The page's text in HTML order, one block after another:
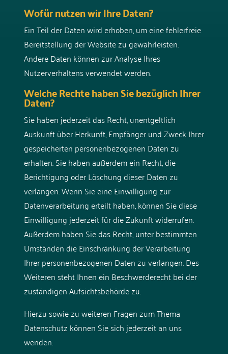
Wofür nutzen wir Ihre Daten?
Ein Teil der Daten wird erhoben, um eine fehlerfreie
Bereitstellung der Website zu gewährleisten.
Andere Daten können zur Analyse Ihres
Nutzerverhaltens verwendet werden.
Welche Rechte haben Sie bezüglich Ihrer
Daten?
Sie haben jederzeit das Recht, unentgeltlich
Auskunft über Herkunft, Empfänger und Zweck Ihrer
gespeicherten personenbezogenen Daten zu
erhalten. Sie haben außerdem ein Recht, die
Berichtigung oder Löschung dieser Daten zu
verlangen. Wenn Sie eine Einwilligung zur
Datenverarbeitung erteilt haben, können Sie diese
Einwilligung jederzeit für die Zukunft widerrufen.
Außerdem haben Sie das Recht, unter bestimmten
Umständen die Einschränkung der Verarbeitung
Ihrer personenbezogenen Daten zu verlangen. Des
Weiteren steht Ihnen ein Beschwerderecht bei der
zuständigen Aufsichtsbehörde zu.
Hierzu sowie zu weiteren Fragen zum Thema
Datenschutz können Sie sich jederzeit an uns
wenden.